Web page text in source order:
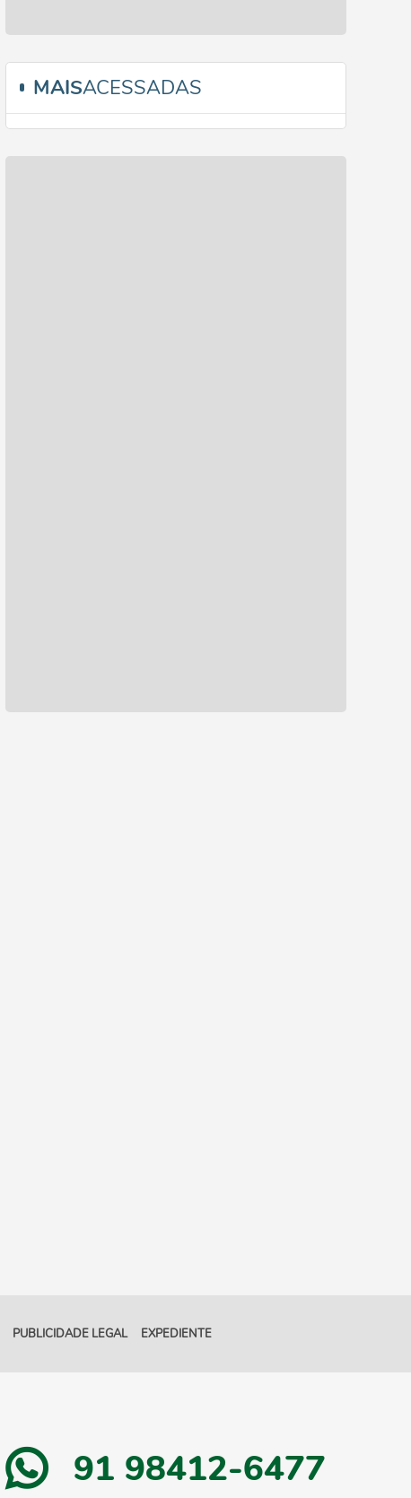
MAISACESSADAS
PUBLICIDADE LEGAL EXPEDIENTE
91 98412-6477